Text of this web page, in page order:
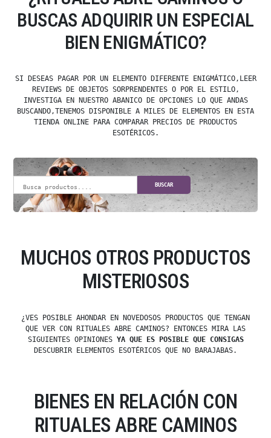
BUSCAS ADQUIRIR UN ESPECIAL
BIEN ENIGMÁTICO?
SI DESEAS PAGAR POR UN ELEMENTO DIFERENTE ENIGMÁTICO,LEER
REVIEWS DE OBJETOS SORPRENDENTES O POR EL ESTILO,
INVESTIGA EN NUESTRO ABANICO DE OPCIONES LO QUE ANDAS
BUSCANDO,TENEMOS DISPONIBLE A MILES DE ELEMENTOS EN ESTA
TIENDA ONLINE PARA COMPARAR PRECIOS DE PRODUCTOS
ESOTÉRICOS.
BUSCAR
MUCHOS OTROS PRODUCTOS
MISTERIOSOS
¿VES POSIBLE AHONDAR EN NOVEDOSOS PRODUCTOS QUE TENGAN
QUE VER CON RITUALES ABRE CAMINOS? ENTONCES MIRA LAS
SIGUIENTES OPINIONES YA QUE ES POSIBLE QUE CONSIGAS
DESCUBRIR ELEMENTOS ESOTÉRICOS QUE NO BARAJABAS.
BIENES EN RELACIÓN CON
RITUALES ABRE CAMINOS